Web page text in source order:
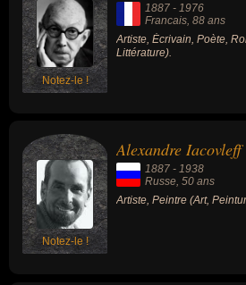
Notez-le !
1887 - 1976
Francais, 88 ans
Artiste, Écrivain, Poète,
Littérature).
Notez-le !
Alexandre Iacovleff
1887 - 1938
Russe, 50 ans
Artiste, Peintre (Art,